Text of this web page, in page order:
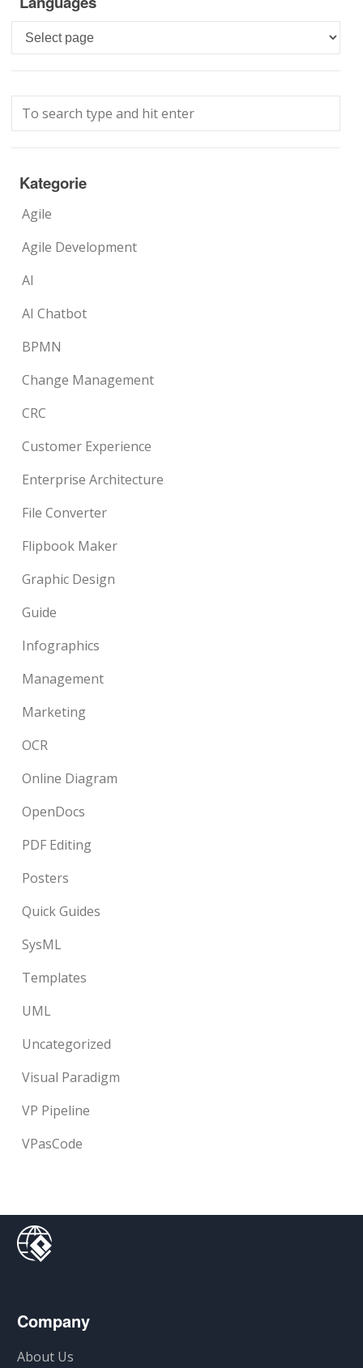
Languages
Kategorie
Agile
Agile Development
AI
AI Chatbot
BPMN
Change Management
CRC
Customer Experience
Enterprise Architecture
File Converter
Flipbook Maker
Graphic Design
Guide
Infographics
Management
Marketing
OCR
Online Diagram
OpenDocs
PDF Editing
Posters
Quick Guides
SysML
Templates
UML
Uncategorized
Visual Paradigm
VP Pipeline
VPasCode
Company
About Us